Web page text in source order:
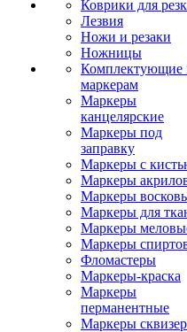
Коврики для
Лезвия
Ножи и резаки
Ножницы
Комплектующие
маркерам
Маркеры
канцелярские
Маркеры под
заправку
Маркеры с
Маркеры
Маркеры
Маркеры для
Маркеры
Маркеры
Фломастеры
Маркеры-краска
Маркеры
перманентные
Маркеры